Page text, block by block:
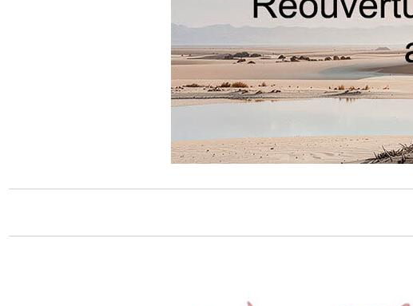
présent du royaume des dieux. Il existe
beaucoup de mythes et de légendes
autour des Dzi. La plus courante est quils
ne sont pas dorigine terrestre, mais quils
ont été semés sur terre par les dieux afin
que celui qui les trouve, ai un meilleur
karma. Des Dzi ont été retrouvés au Tibet,
sur des sites très anciens datant de 4500
chamanisme Bön. De ce fait ils sont
considérés comme de puissante et rare
mauvais esprits, et protéger son porteur
sont en fait les veinures de la pierre. Les